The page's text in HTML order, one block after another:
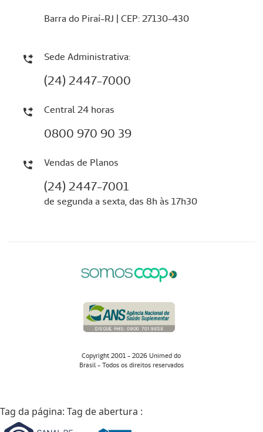
Barra do Piraí-RJ | CEP: 27130-430
Sede Administrativa:
(24) 2447-7000
Central 24 horas
0800 970 90 39
Vendas de Planos
(24) 2447-7001
de segunda a sexta, das 8h às 17h30
Copyright 2001 - 2026 Unimed do
Brasil - Todos os direitos reservados
Tag da página: Tag de abertura :